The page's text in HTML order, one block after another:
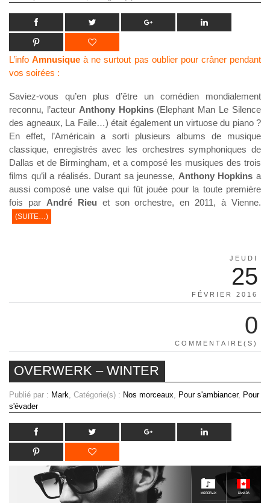
L’infoAmnusique à ne surtout pas oublier pour crâner pendant
vos soirées :
Saviez-vous qu’en plus d’être un comédien mondialement
reconnu, l’acteur Anthony Hopkins(Elephant Man Le Silence
des agneaux, La Faile…) était également un virtuose du piano ?
En effet, l’Américain a sorti plusieurs albums de musique
classique, enregistrés avec les orchestres symphoniques de
Dallas et de Birmingham, et a composé les musiques des trois
films qu’il a réalisés. Durant sa jeunesse, Anthony Hopkins a
aussi composé une valse qui fût jouée pour la toute première
fois par André Rieu et son orchestre, en 2011, à Vienne.
(SUITE…)
JEUDI
25
FÉVRIER 2016
0
COMMENTAIRE(S)
OVERWERK – WINTER
Publié par : Mark, Catégorie(s) : Nos morceaux, Pour s'ambiancer, Pour
s'évader